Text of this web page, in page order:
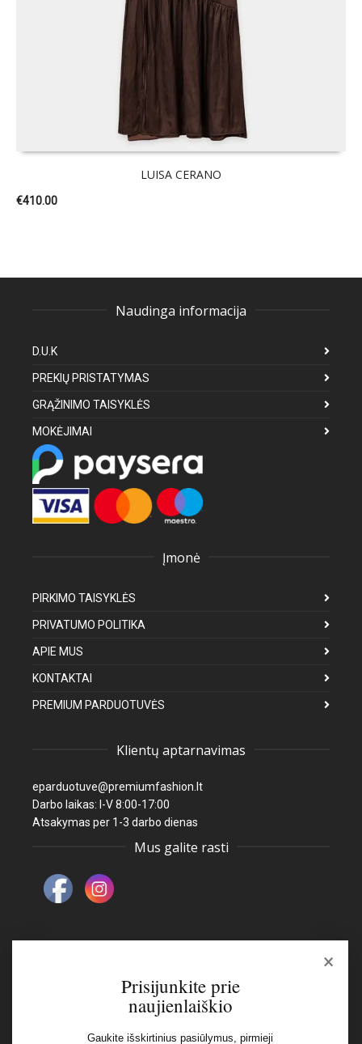
LUISA CERANO
€410.00
Naudinga informacija
D.U.K
PREKIŲ PRISTATYMAS
GRĄŽINIMO TAISYKLĖS
MOKĖJIMAI
Įmonė
PIRKIMO TAISYKLĖS
PRIVATUMO POLITIKA
APIE MUS
KONTAKTAI
PREMIUM PARDUOTUVĖS
Klientų aptarnavimas
eparduotuve@premiumfashion.lt
Darbo laikas: I-V 8:00-17:00
Atsakymas per 1-3 darbo dienas
Mus galite rasti
Naujienlaiškis
×
Prisijunkite prie
naujienlaiškio
Gaukite išskirtinius pasiūlymus, pirmieji